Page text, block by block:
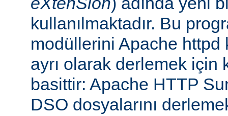
kullanılmaktadır. Bu
modüllerini Apache httpd
ayrı olarak derlemek için
basittir: Apache HTTP
DSO dosyalarını